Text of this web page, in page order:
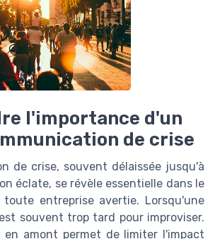
l'importance d'un
de crise
de crise, souvent délaissée jusqu'à
éclate, se révèle essentielle dans le
toute entreprise avertie. Lorsqu'une
souvent trop tard pour improviser.
en amont permet de limiter l'impact